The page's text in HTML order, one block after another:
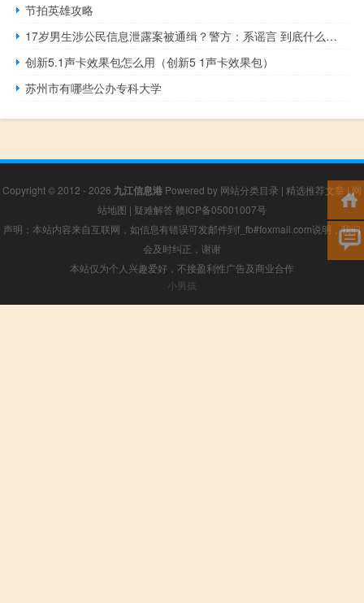
节拍英雄攻略
17岁男生涉公民信息泄露案被通缉？警方：系谣言 到底什么情况呢
创新5.1声卡效果包怎么用（创新5 1声卡效果包）
苏州市有哪些公办专科大学
Copyright © 2012 - 2026 九江信息港 Powered by 网站分类目录 | 精选推荐文章 |网
站地图 | 疑难解答 赣ICP备05001007号
声明：本站内容来自互联网，如信息有错误可发邮件到f_fb#foxmail.com说明，我们
会及时纠正，谢谢
本站仅为个人兴趣爱好，不接盈利性广告及商业合作
小男孩